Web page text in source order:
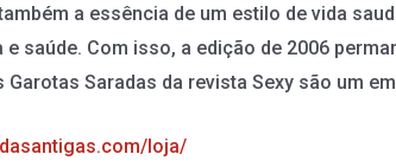
a essência de um estilo de vida
saúde. Com isso, a edição de 2006
Saradas da revista Sexy são um
loja/